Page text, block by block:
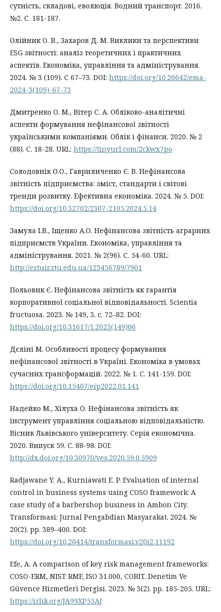
сутність, складові, еволюція. Водний транспорт. 2016.
№2. С. 181-187.
Олійник О. В., Захаров Д. М. Виклики та перспективи
ESG звітності: аналіз теоретичних і практичних
аспектів. Економіка, управління та адміністрування.
2024. № 3 (109). С 67–73. DOI: https://doi.org/10.26642/ema-
2024-3(109)-67-73
Дмитренко О. М., Вітер С. А. Обліково-аналітичні
аспекти формування нефінансової звітності
українськими компаніями. Облік і фінанси. 2020. № 2
(88). С. 18-28. URL: https://tinyurl.com/2ckwx7po
Солодовнік О.О., Гавриличенко Є. В. Нефінансова
звітність підприємства: зміст, стандарти і світові
тренди розвитку. Ефективна економіка. 2024. № 5. DOI:
https://doi.org/10.32702/2307-2105.2024.5.14
Замула І.В., Іщенко А.О. Нефінансова звітність аграрних
підприємств України. Економіка, управління та
адміністрування. 2021. № 2(96). С. 54-60. URL:
http://eztuir.ztu.edu.ua/123456789/7901
Польовик Є. Нефінансова звітність як гарантія
корпоративної соціальної відповідальності. Scientia
fructuosa. 2023. № 149, 3. с. 72–82. DOI:
https://doi.org/10.31617/1.2023(149)06
Дєліні М. Особливості процесу формування
нефінансової звітності в Україні. Економіка в умовах
сучасних трансформацій. 2022. № 1. С. 141-159. DOI:
https://doi.org/10.15407/eip2022.01.141
Надейко М., Хілуха О. Нефінансова звітність як
інструмент управління соціальною відповідальністю.
Вісник Львівського університету. Серія економічна.
2020. Випуск 59. С. 88-98. DOI:
http://dx.doi.org/10.30970/ves.2020.59.0.5909
Radjawane Y. A., Kurniawati E. P. Evaluation of internal
control in business systems using COSO framework: A
case study of a barbershop business in Ambon City.
Transformasi: Jurnal Pengabdian Masyarakat. 2024. №
20(2). pp. 389–400. DOI:
https://doi.org/10.20414/transformasi.v20i2.11192
Efe, A. A comparison of key risk management frameworks:
COSO-ERM, NIST RMF, ISO 31.000, COBIT. Denetim Ve
Güvence Hizmetleri Dergisi. 2023. № 3(2). pp. 185-205. URL:
https://izlik.org/JA99XP55AJ